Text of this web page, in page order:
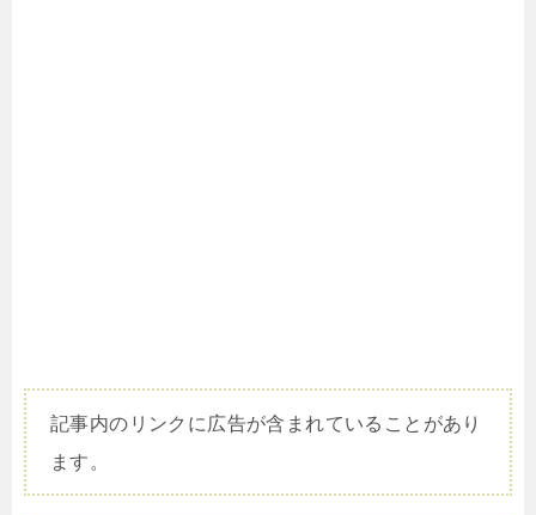
記事内のリンクに広告が含まれていることがあり
ます。